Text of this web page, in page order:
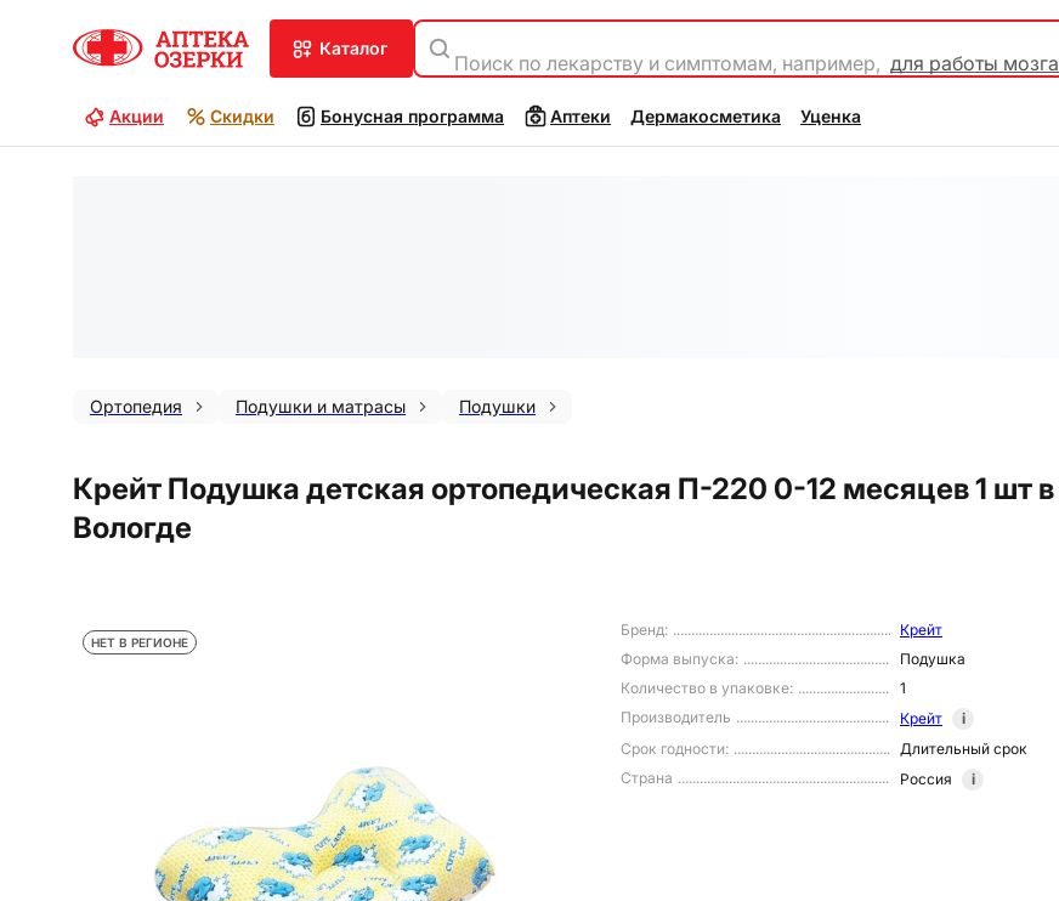
каталог
Поиск по лекарству и симптомам, например, для работы мозга
Акции Скидки Бонусная программа Аптеки Дермакосметика Уценка
Ортопедия Подушки и матрасы Подушки
Крейт Подушка детская ортопедическая П-220 0-12 месяцев 1 шт в
Вологде
НЕТ В РЕГИОНЕ
Бренд:
Крейт
Форма выпуска:
Подушка
Количество в упаковке:
1
Производитель
Крейт
i
Срок годности:
Длительный срок
Страна
Россия i